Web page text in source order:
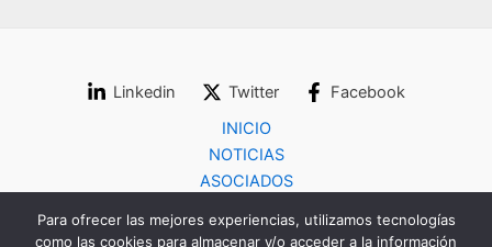
Linkedin Twitter
Facebook
INICIO
NOTICIAS
ASOCIADOS
CONTACTO
Para ofrecer las mejores experiencias, utilizamos tecnologías
como las cookies para almacenar y/o acceder a la información